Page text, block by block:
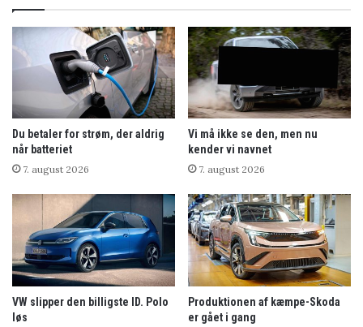
Du betaler for strøm, der aldrig
når batteriet
7. august 2026
Vi må ikke se den, men nu
kender vi navnet
7. august 2026
VW slipper den billigste ID. Polo
løs
Produktionen af kæmpe-Skoda
er gået i gang